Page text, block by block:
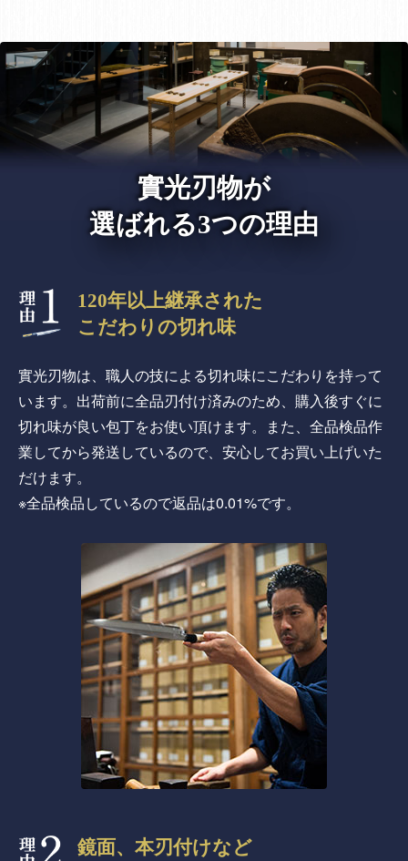
實光刃物が
選ばれる3つの理由
120年以上継承された
こだわりの切れ味
實光刃物は、職人の技による切れ味にこだわりを持って
います。出荷前に全品刃付け済みのため、購入後すぐに
切れ味が良い包丁をお使い頂けます。また、全品検品作
業してから発送しているので、安心してお買い上げいた
だけます。
※全品検品しているので返品は0.01%です。
鏡面、本刃付けなど